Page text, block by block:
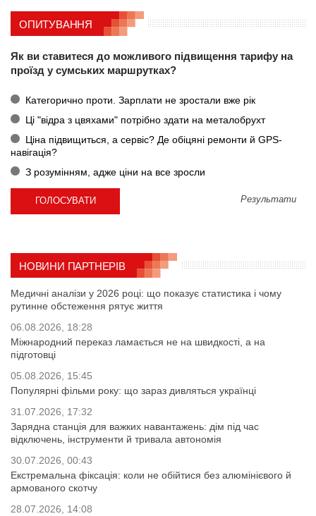
ОПИТУВАННЯ
Як ви ставитеся до можливого підвищення тарифу на
проїзд у сумських маршрутках?
Категорично проти. Зарплати не зростали вже рік
Ці "відра з цвяхами" потрібно здати на металобрухт
Ціна підвищиться, а сервіс? Де обіцяні ремонти й GPS-
навігація?
З розумінням, адже ціни на все зросли
Результати
НОВИНИ ПАРТНЕРІВ
Медичні аналізи у 2026 році: що показує статистика і чому
рутинне обстеження рятує життя
06.08.2026, 18:28
Міжнародний переказ ламається не на швидкості, а на
підготовці
05.08.2026, 15:45
Популярні фільми року: що зараз дивляться українці
31.07.2026, 17:32
Зарядна станція для важких навантажень: дім під час
відключень, інструменти й тривала автономія
30.07.2026, 00:43
Екстремальна фіксація: коли не обійтися без алюмінієвого й
армованого скотчу
28.07.2026, 14:08